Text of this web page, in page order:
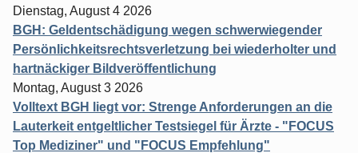
Dienstag, August 4 2026
BGH: Geldentschädigung wegen schwerwiegender
Persönlichkeitsrechtsverletzung bei wiederholter und
hartnäckiger Bildveröffentlichung
Montag, August 3 2026
Volltext BGH liegt vor: Strenge Anforderungen an die
Lauterkeit entgeltlicher Testsiegel für Ärzte - "FOCUS
Top Mediziner" und "FOCUS Empfehlung"